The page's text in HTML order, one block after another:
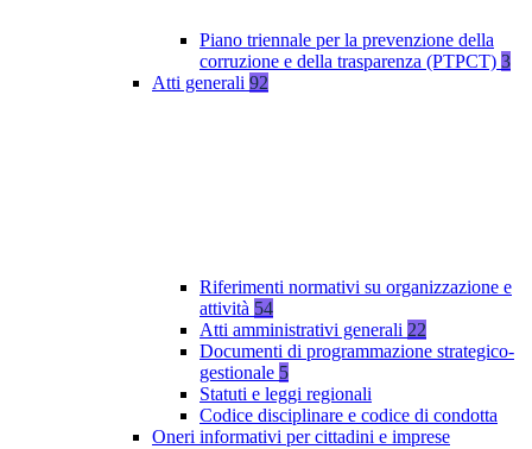
Piano triennale per la prevenzione della
corruzione e della trasparenza (PTPCT) 3
Atti generali 92
Riferimenti normativi su organizzazione e
attività 54
Atti amministrativi generali 22
Documenti di programmazione strategico-
gestionale 5
Statuti e leggi regionali
Codice disciplinare e codice di condotta
Oneri informativi per cittadini e imprese